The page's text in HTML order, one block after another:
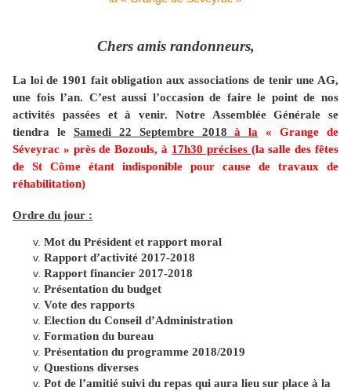
Chers amis randonneurs,
La loi de 1901 fait obligation aux associations de tenir une AG,
une fois l’an. C’est aussi l’occasion de faire le point de nos
activités passées et à venir. Notre Assemblée Générale se
tiendra le Samedi 22 Septembre 2018 à la
« Grange de
Séveyrac » près de Bozouls, à 17h30 précises (la salle des fêtes
de St Côme étant indisponible pour cause de travaux de
réhabilitation)
Ordre du jour :
Mot du Président et rapport moral
Rapport d’activité 2017-2018
Rapport financier 2017-2018
Présentation du budget
Vote des rapports
Election du Conseil d’Administration
Formation du bureau
Présentation du programme 2018/2019
Questions diverses
Pot de l’amitié suivi du repas qui aura lieu sur place à la